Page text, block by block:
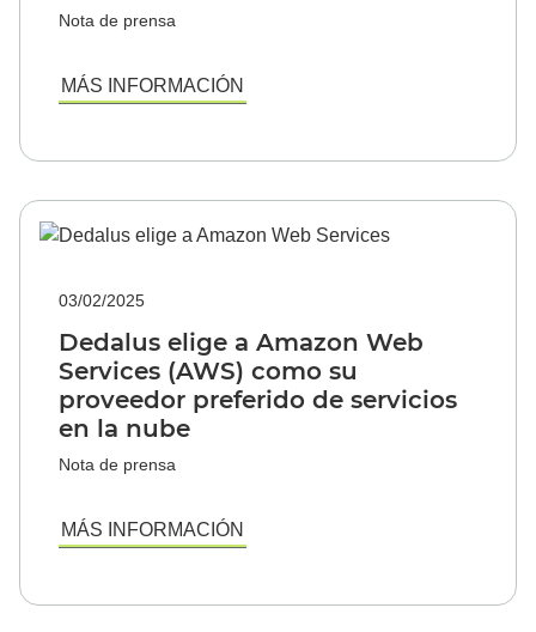
Nota de prensa
MÁS INFORMACIÓN
03/02/2025
Dedalus elige a Amazon Web
Services (AWS) como su
proveedor preferido de servicios
en la nube
Nota de prensa
MÁS INFORMACIÓN